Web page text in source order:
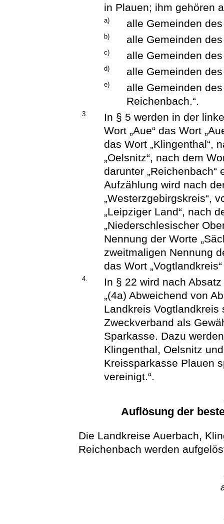
in Plauen; ihm gehören
a) alle Gemeinden
b) alle Gemeinden
c) alle Gemeinden
d) alle Gemeinden
e)
alle Gemeinden
Reichenbach.“.
3.
In § 5 werden in der
Wort „Aue“ das Wort
das Wort „Klingenthal“,
„Oelsnitz“, nach dem
darunter
Aufzählung wird nach
„Westerzgebirgskreis“,
„Leipziger Land“, nach
„Niederschlesischer
Nennung der Worte
zweitmaligen Nennung
das Wort
4.
In § 22 wird nach
„(4a) Abweichend von
Landkreis
Zweckverband als
Sparkasse. Dazu
Klingenthal, Oelsnitz
Kreissparkasse Plauen
vereinigt.“.
Auflösung der
Die Landkreise Auerbach,
Reichenbach werden